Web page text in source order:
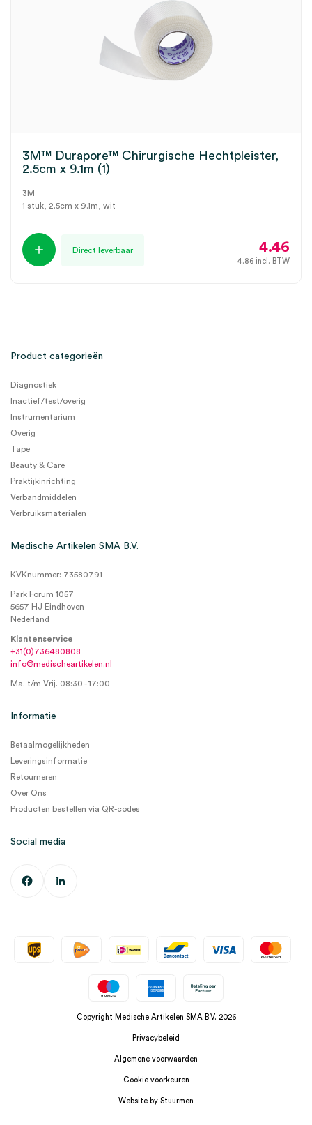
3M™ Durapore™ Chirurgische Hechtpleister,
2.5cm x 9.1m (1)
3M
1 stuk, 2.5cm x 9.1m, wit
Direct leverbaar 4.46
4.86 incl. BTW
Product categorieën
Diagnostiek
Inactief/test/overig
Instrumentarium
Overig
Tape
Beauty & Care
Praktijkinrichting
Verbandmiddelen
Verbruiksmaterialen
Medische Artikelen SMA B.V.
KVKnummer: 73580791
Park Forum 1057
5657 HJ Eindhoven
Nederland
Klantenservice
+31(0)736480808
info@medischeartikelen.nl
Ma. t/m Vrij. 08:30 - 17:00
Informatie
Betaalmogelijkheden
Leveringsinformatie
Retourneren
Over Ons
Producten bestellen via QR-codes
Social media
Copyright Medische Artikelen SMA B.V. 2026
Privacybeleid
Algemene voorwaarden
Cookie voorkeuren
Website by Stuurmen